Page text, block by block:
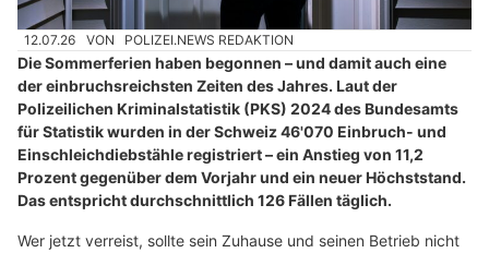
12.07.26 VON POLIZEI.NEWS REDAKTION
Die Sommerferien haben begonnen – und damit auch eine
der einbruchsreichsten Zeiten des Jahres. Laut der
Polizeilichen Kriminalstatistik (PKS) 2024 des Bundesamts
für Statistik wurden in der Schweiz 46'070 Einbruch- und
Einschleichdiebstähle registriert – ein Anstieg von 11,2
Prozent gegenüber dem Vorjahr und ein neuer Höchststand.
Das entspricht durchschnittlich 126 Fällen täglich.
Wer jetzt verreist, sollte sein Zuhause und seinen Betrieb nicht